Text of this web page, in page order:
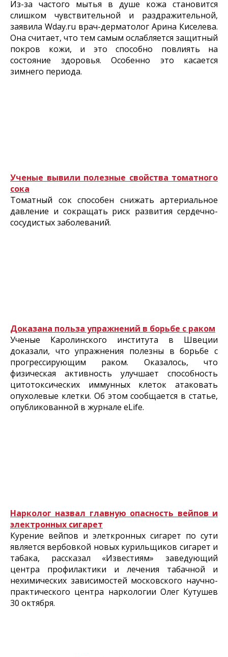
Из-за частого мытья в душе кожа становится
слишком чувствительной и раздражительной,
заявила Wday.ru врач-дерматолог Арина Киселева.
Она считает, что тем самым ослабляется защитный
покров кожи, и это способно повлиять на
состояние здоровья. Особенно это касается
зимнего периода.
Ученые вывили полезные свойства томатного
сока
Томатный сок способен снижать артериальное
давление и сокращать риск развития сердечно-
сосудистых заболеваний.
Доказана польза упражнений в борьбе с раком
Ученые Каролинского института в Швеции
доказали, что упражнения полезны в борьбе с
прогрессирующим раком. Оказалось, что
физическая активность улучшает способность
цитотоксических иммунных клеток атаковать
опухолевые клетки. Об этом сообщается в статье,
опубликованной в журнале eLife.
Нарколог назвал главную опасность вейпов и
электронных сигарет
Курение вейпов и элеткронных сигарет по сути
является вербовкой новых курильщиков сигарет и
табака, рассказал «Известиям» заведующий
центра профилактики и лечения табачной и
нехимических зависимостей московского научно-
практического центра наркологии Олег Кутушев
30 октября.